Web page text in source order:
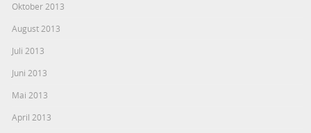
Oktober 2013
August 2013
Juli 2013
Juni 2013
Mai 2013
April 2013